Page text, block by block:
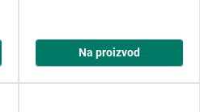
Na proizvod